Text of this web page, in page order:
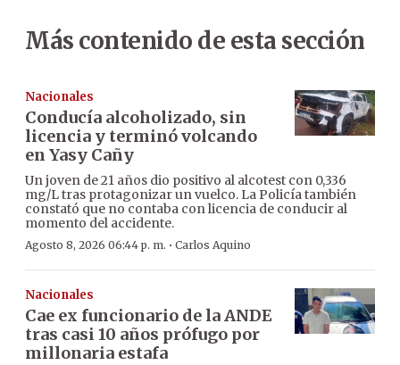
Más contenido de esta sección
Nacionales
Conducía alcoholizado, sin
licencia y terminó volcando
en Yasy Cañy
Un joven de 21 años dio positivo al alcotest con 0,336
mg/L tras protagonizar un vuelco. La Policía también
constató que no contaba con licencia de conducir al
momento del accidente.
Agosto 8, 2026 06:44 p. m. · Carlos Aquino
Nacionales
Cae ex funcionario de la ANDE
tras casi 10 años prófugo por
millonaria estafa